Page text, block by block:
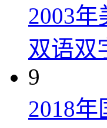
2003
双语双
9
2018